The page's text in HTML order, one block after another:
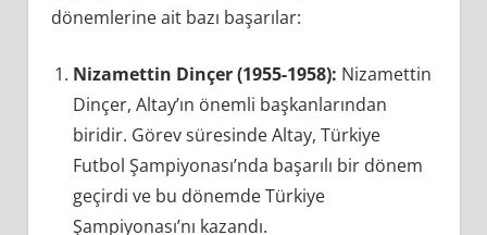
dönemlerine ait bazı başarılar:
Nizamettin Dinçer (1955-1958): Nizamettin
Dinçer, Altay’ın önemli başkanlarından
biridir. Görev süresinde Altay, Türkiye
Futbol Şampiyonası’nda başarılı bir dönem
geçirdi ve bu dönemde Türkiye
Şampiyonası’nı kazandı.